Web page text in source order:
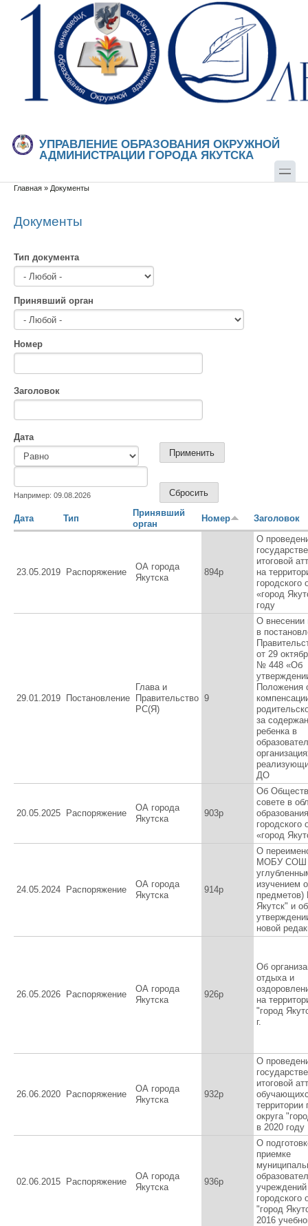
Перейти к основному содержанию
Skip to search
УПРАВЛЕНИЕ ОБРАЗОВАНИЯ ОКРУЖНОЙ
АДМИНИСТРАЦИИ ГОРОДА ЯКУТСКА
Вы здесь
Главная » Документы
Документы
Тип документа
Принявший орган
Номер
Заголовок
Дата
Например: 09.08.2026
Дата Тип
Принявший
орган
Номер Заголовок
23.05.2019 Распоряжение
ОА города
Якутска
894р
О
итоговой
на
городского
«город
году
29.01.2019 Постановление
Глава и
Правительство
РС(Я)
9
О внесении
в
от 29
№ 448 «Об
Положения
за
ребенка в
ДО
20.05.2025 Распоряжение
ОА города
Якутска
903р
Об
совете в
городского
«город
24.05.2024 Распоряжение
ОА города
Якутска
914р
О
МОБУ СОШ
изучением
предметов)
Якутск" и об
новой
26.05.2026 Распоряжение
ОА города
Якутска
926р
Об
отдыха и
на
"город
г.
26.06.2020 Распоряжение
ОА города
Якутска
932р
О
итоговой
территории
округа
в 2020 году
02.06.2015 Распоряжение
ОА города
Якутска
936р
О
приемке
учреждений
городского
"город
2016